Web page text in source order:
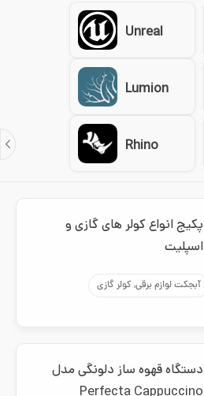
Unreal
Lumion
Rhino
پکیج انواع کولر های گازی و
اسپلیت
آبجکت لوازم برقی, کولر گازی
دستگاه قهوه ساز دلونگی مدل
Perfecta Cappuccino